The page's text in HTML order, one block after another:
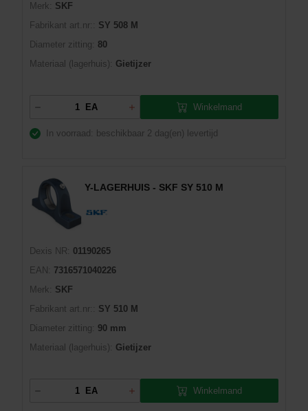
Merk:
SKF
Fabrikant art.nr::
SY 508 M
Diameter zitting:
80
Materiaal (lagerhuis):
Gietijzer
EA Winkelmand
In voorraad: beschikbaar 2 dag(en) levertijd
Y-LAGERHUIS - SKF SY 510 M
Dexis NR:
01190265
EAN:
7316571040226
Merk:
SKF
Fabrikant art.nr::
SY 510 M
Diameter zitting:
90 mm
Materiaal (lagerhuis):
Gietijzer
EA Winkelmand